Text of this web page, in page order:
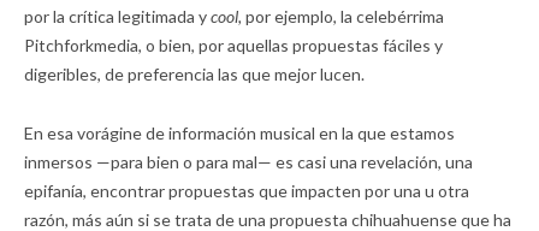
por la crítica legitimada ycool, por ejemplo, la celebérrima
Pitchforkmedia, o bien, por aquellas propuestas fáciles y
digeribles, de preferencia las que mejor lucen.
En esa vorágine de información musical en la que estamos
inmersos —para bien o para mal— es casi una revelación, una
epifanía, encontrar propuestas que impacten por una u otra
razón, más aún si se trata de una propuesta chihuahuense que ha